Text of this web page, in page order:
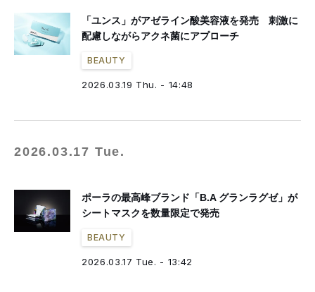
「ユンス」がアゼライン酸美容液を発売 刺激に
配慮しながらアクネ菌にアプローチ
BEAUTY
2026.03.19 Thu. - 14:48
2026.03.17 Tue.
ポーラの最高峰ブランド「B.A グランラグゼ」が
シートマスクを数量限定で発売
BEAUTY
2026.03.17 Tue. - 13:42